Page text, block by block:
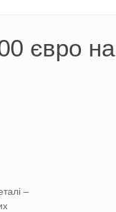
євро на
–